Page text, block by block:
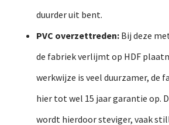
duurder uit bent.
PVC overzettreden: Bij deze
de fabriek verlijmt op HDF
werkwijze is veel duurzamer, de
hier tot wel 15 jaar garantie op.
wordt hierdoor steviger, vaak